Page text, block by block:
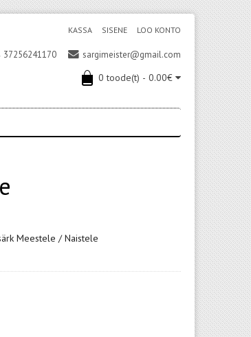
SISENE LOO KONTO
KASSA
37256241170 sargimeister@gmail.com
0 toode(t) - 0.00€
Meestele / Naistele